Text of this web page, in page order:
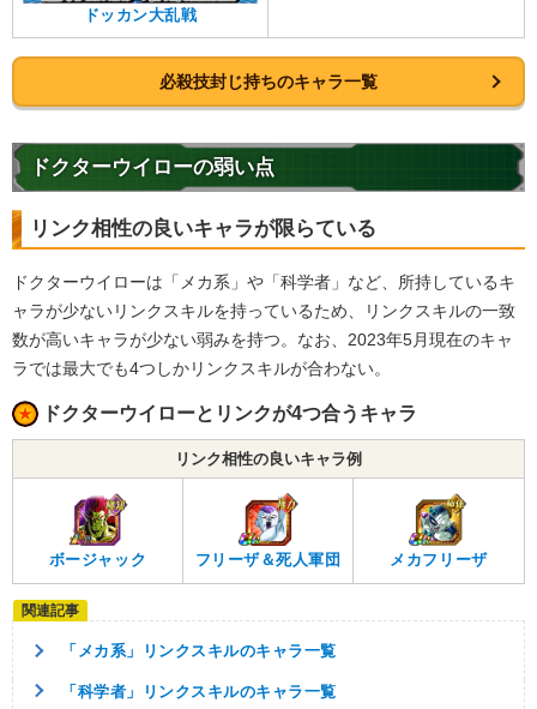
ドッカン大乱戦
必殺技封じ持ちのキャラ一覧
ドクターウイローの弱い点
リンク相性の良いキャラが限らている
ドクターウイローは「メカ系」や「科学者」など、所持しているキ
ャラが少ないリンクスキルを持っているため、リンクスキルの一致
数が高いキャラが少ない弱みを持つ。なお、2023年5月現在のキャ
ラでは最大でも4つしかリンクスキルが合わない。
ドクターウイローとリンクが4つ合うキャラ
リンク相性の良いキャラ例
ボージャック フリーザ＆死人軍団 メカフリーザ
「メカ系」リンクスキルのキャラ一覧
「科学者」リンクスキルのキャラ一覧